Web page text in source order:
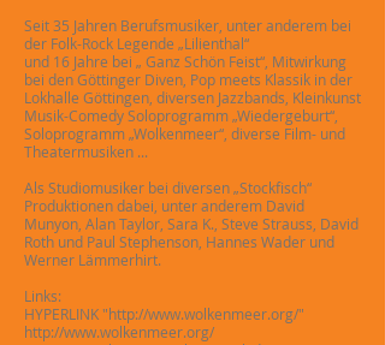
Seit 35 Jahren Berufsmusiker, unter anderem bei
der Folk-Rock Legende „Lilienthal“
und 16 Jahre bei „ Ganz Schön Feist“, Mitwirkung
bei den Göttinger Diven, Pop meets Klassik in der
Lokhalle Göttingen, diversen Jazzbands, Kleinkunst
Musik-Comedy Soloprogramm „Wiedergeburt“,
Soloprogramm „Wolkenmeer“, diverse Film- und
Theatermusiken ...
Als Studiomusiker bei diversen „Stockfisch“
Produktionen dabei, unter anderem David
Munyon, Alan Taylor, Sara K., Steve Strauss, David
Roth und Paul Stephenson, Hannes Wader und
Werner Lämmerhirt.
Links:
HYPERLINK "http://www.wolkenmeer.org/"
http://www.wolkenmeer.org/